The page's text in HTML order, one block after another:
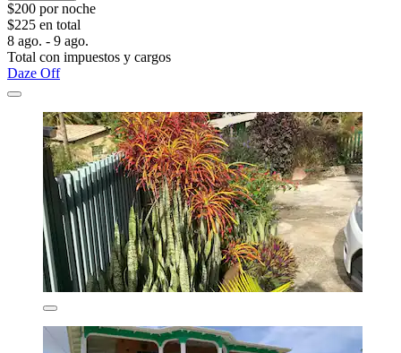
$200 por noche
$225 en total
8 ago. - 9 ago.
Total con impuestos y cargos
Daze Off